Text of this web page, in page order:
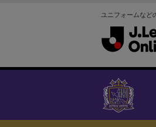
ユニフォームなど